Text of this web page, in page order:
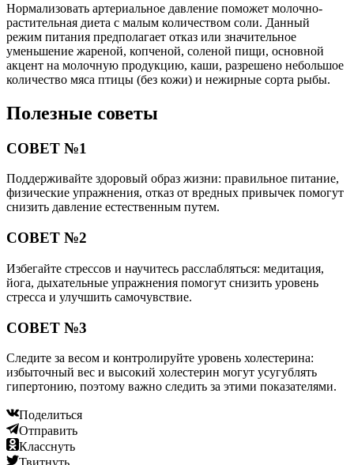
Нормализовать артериальное давление поможет молочно-
растительная диета с малым количеством соли. Данный
режим питания предполагает отказ или значительное
уменьшение жареной, копченой, соленой пищи, основной
акцент на молочную продукцию, каши, разрешено небольшое
количество мяса птицы (без кожи) и нежирные сорта рыбы.
Полезные советы
СОВЕТ №1
Поддерживайте здоровый образ жизни: правильное питание,
физические упражнения, отказ от вредных привычек помогут
снизить давление естественным путем.
СОВЕТ №2
Избегайте стрессов и научитесь расслабляться: медитация,
йога, дыхательные упражнения помогут снизить уровень
стресса и улучшить самочувствие.
СОВЕТ №3
Следите за весом и контролируйте уровень холестерина:
избыточный вес и высокий холестерин могут усугублять
гипертонию, поэтому важно следить за этими показателями.
Поделиться
Отправить
Класснуть